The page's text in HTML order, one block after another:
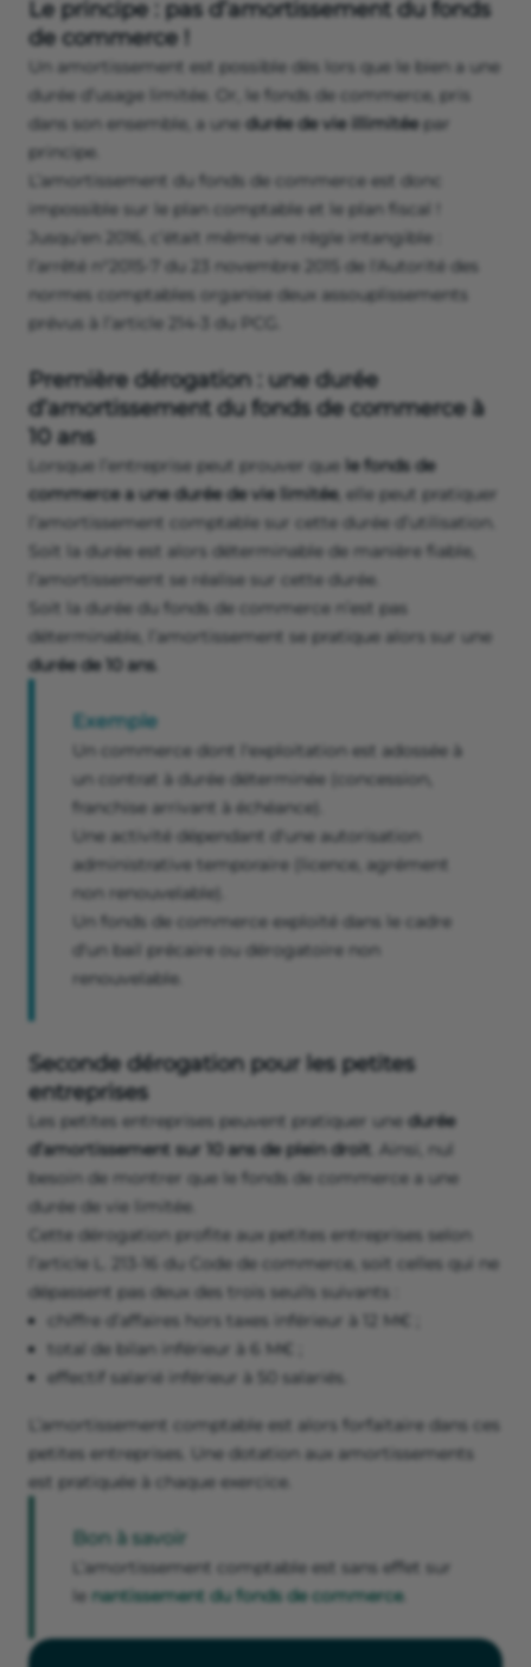
Le principe : pas d’amortissement du fonds
de commerce !
Un amortissement est possible dès lors que le bien a une
durée d’usage limitée. Or, le fonds de commerce, pris
dans son ensemble, a une durée de vie illimitéepar
principe.
L’amortissement du fonds de commerce est donc
impossible sur le plan comptable et le plan fiscal !
Jusqu’en 2016, c’était même une règle intangible :
l’arrêté n°2015-7 du 23 novembre 2015 de l'Autorité des
normes comptables organise deux assouplissements
prévus à l’article 214-3 du PCG.
Première dérogation : une durée
d’amortissement du fonds de commerce à
10 ans
Lorsque l’entreprise peut prouver que le fonds de
commerce a une durée de vie limitée, elle peut pratiquer
l’amortissement comptable sur cette durée d’utilisation.
Soit la durée est alors déterminable de manière fiable,
l’amortissement se réalise sur cette durée.
Soit la durée du fonds de commerce n’est pas
déterminable, l’amortissement se pratique alors sur une
durée de 10 ans.
Exemple
Un commerce dont l'exploitation est adossée à
un contrat à durée déterminée (concession,
franchise arrivant à échéance).
Une activité dépendant d'une autorisation
administrative temporaire (licence, agrément
non renouvelable).
Un fonds de commerce exploité dans le cadre
d'un bail précaire ou dérogatoire non
renouvelable.
Seconde dérogation pour les petites
entreprises
Les petites entreprises peuvent pratiquer une durée
d’amortissement sur 10 ans de plein droit . Ainsi, nul
besoin de montrer que le fonds de commerce a une
durée de vie limitée.
Cette dérogation profite aux petites entreprises selon
l’article L. 213-16 du Code de commerce, soit celles qui ne
dépassent pas deux des trois seuils suivants :
chiffre d’affaires hors taxes inférieur à 12 M€ ;
total de bilan inférieur à 6 M€ ;
effectif salarié inférieur à 50 salariés.
L’amortissement comptable est alors forfaitaire dans ces
petites entreprises. Une dotation aux amortissements
est pratiquée à chaque exercice.
Bon à savoir
L’amortissement comptable est sans effet sur
le nantissement du fonds de commerce.